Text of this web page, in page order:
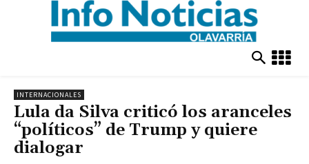
INTERNACIONALES
Lula da Silva criticó los aranceles
“políticos” de Trump y quiere
dialogar